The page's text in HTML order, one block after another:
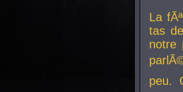
La
tas
notre
peu.